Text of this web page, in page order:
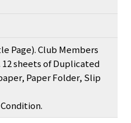
Page). Club Members
sheets of Duplicated
Paper Folder, Slip